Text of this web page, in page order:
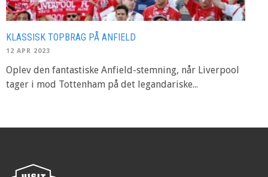
KLASSISK TOPBRAG PÅ ANFIELD
12 APR 2023
Oplev den fantastiske Anfield-stemning, når Liverpool
tager i mod Tottenham på det legandariske...